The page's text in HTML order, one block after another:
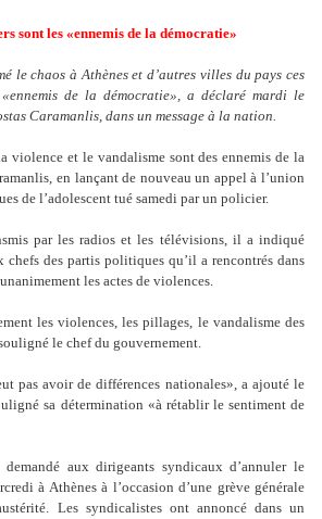
sont les «ennemis de la démocratie»
le chaos à Athènes et d’autres villes du pays ces
de la démocratie», a déclaré mardi le
Caramanlis, dans un message à la nation.
violence et le vandalisme sont des ennemis de la
en lançant de nouveau un appel à l’union
de l’adolescent tué samedi par un policier.
par les radios et les télévisions, il a indiqué
chefs des partis politiques qu’il a rencontrés dans
les actes de violences.
les violences, les pillages, le vandalisme des
le chef du gouvernement.
pas avoir de différences nationales», a ajouté le
sa détermination «à rétablir le sentiment de
aux dirigeants syndicaux d’annuler le
à Athènes à l’occasion d’une grève générale
Les syndicalistes ont annoncé dans un